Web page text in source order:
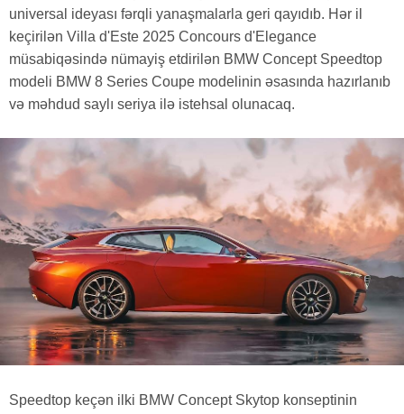
universal ideyası fərqli yanaşmalarla geri qayıdıb. Hər il
keçirilən Villa d'Este 2025 Concours d'Elegance
müsabiqəsində nümayiş etdirilən BMW Concept Speedtop
modeli BMW 8 Series Coupe modelinin əsasında hazırlanıb
və məhdud saylı seriya ilə istehsal olunacaq.
Speedtop keçən ilki BMW Concept Skytop konseptinin